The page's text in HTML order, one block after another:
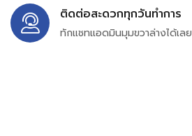
ติดต่อสะดวกทุกวันทำการ
ทักแชทแอดมินมุมขวาล่างได้เลย